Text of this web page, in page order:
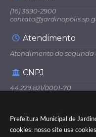
Prefeitura Municipal de
cookies: nosso site usa
(16) 3690-2900
Atendimento
Atendimento de segunda
CNPJ
44.229.821/0001-70
Versão do
Portal atualizado em: